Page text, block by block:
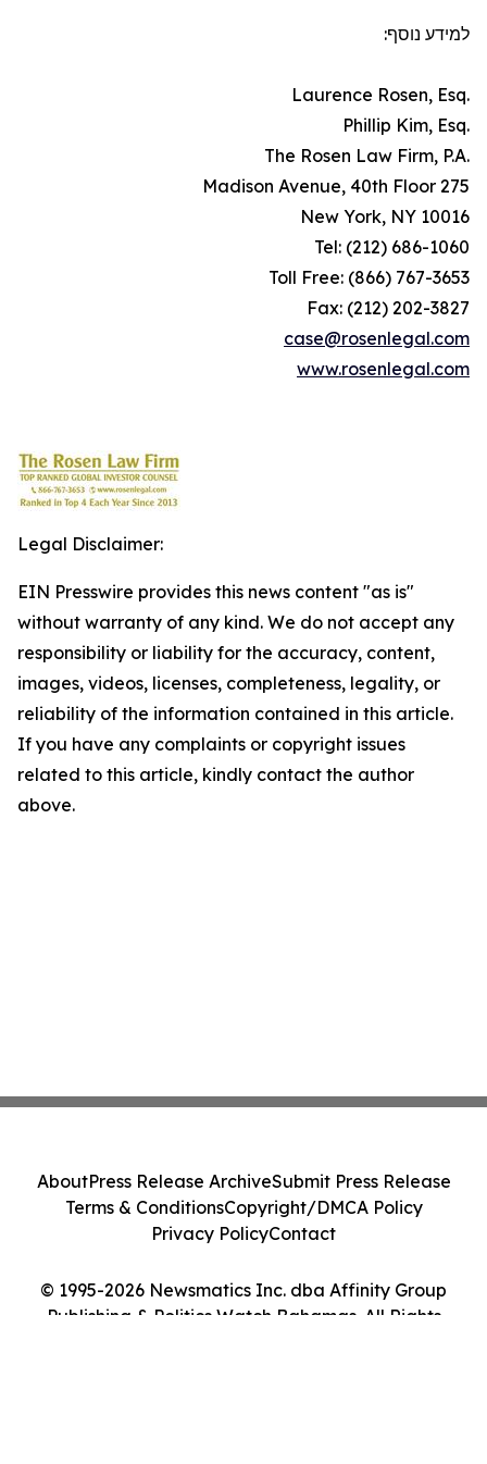
למידע נוסף:
.Laurence Rosen, Esq
.Phillip Kim, Esq
.The Rosen Law Firm, P.A
275 Madison Avenue, 40th Floor
New York, NY 10016
Tel: (212) 686-1060
Toll Free: (866) 767-3653
Fax: (212) 202-3827
case@rosenlegal.com
www.rosenlegal.com
Legal Disclaimer:
EIN Presswire provides this news content "as is"
without warranty of any kind. We do not accept any
responsibility or liability for the accuracy, content,
images, videos, licenses, completeness, legality, or
reliability of the information contained in this article.
If you have any complaints or copyright issues
related to this article, kindly contact the author
above.
© 1995-2026 Newsmatics Inc. dba Affinity Group
Publishing & Politics Watch Bahamas. All Rights
AboutPress Release ArchiveSubmit Press Release
Terms & ConditionsCopyright/DMCA Policy
Privacy PolicyContact